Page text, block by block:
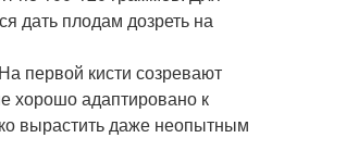
дать плодам дозреть на
первой кисти созревают
хорошо адаптировано к
вырастить даже неопытным